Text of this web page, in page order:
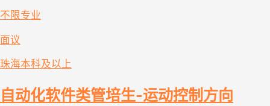
不限专业
面议
珠海本科及以上
自动化软件类管培生-运动控制方向